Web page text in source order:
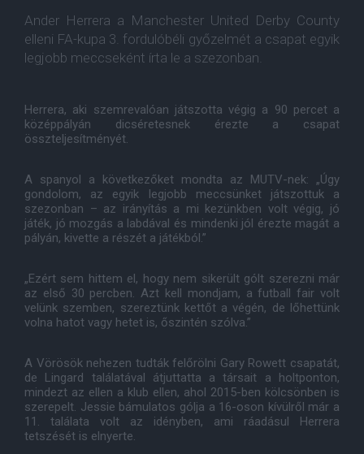
Ander Herrera a Manchester United Derby County
elleni FA-kupa 3. fordulóbéli győzelmét a csapat egyik
legjobb meccseként írta le a szezonban.
Herrera, aki szemrevalóan játszotta végig a 90 percet a
középpályán dicséretesnek érezte a csapat
összteljesítményét.
A spanyol a következőket mondta az MUTV-nek: „Úgy
gondolom, az egyik legjobb meccsünket játszottuk a
szezonban – az irányítás a mi kezünkben volt végig, jó
játék, jó mozgás a labdával és mindenki jól érezte magát a
pályán, kivette a részét a játékból.”
„Ezért sem hittem el, hogy nem sikerült gólt szerezni már
az első 30 percben. Azt kell mondjam, a futball fair volt
velünk szemben, szereztünk kettőt a végén, de lőhettünk
volna hatot vagy hetet is, őszintén szólva.”
A Vörösök nehezen tudták felőrölni Gary Rowett csapatát,
de Lingard találatával átjuttatta a társait a holtponton,
mindezt az ellen a klub ellen, ahol 2015-ben kölcsönben is
szerepelt. Jessie bámulatos gólja a 16-oson kívülről már a
11. találata volt az idényben, ami ráadásul Herrera
tetszését is elnyerte.